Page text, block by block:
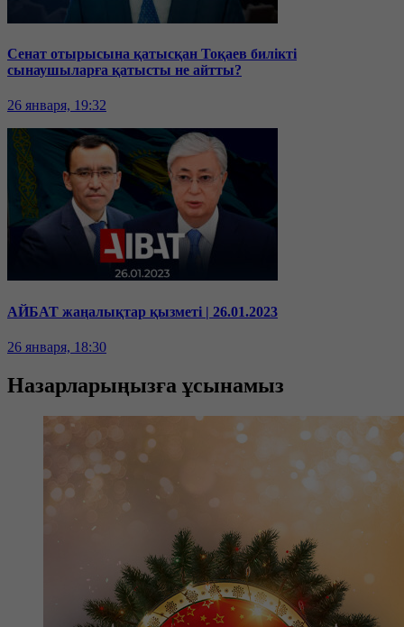
Сенат отырысына қатысқан Тоқаев билікті
сынаушыларға қатысты не айтты?
26 января, 19:32
АЙБАТ жаңалықтар қызметі | 26.01.2023
26 января, 18:30
Назарларыңызға ұсынамыз